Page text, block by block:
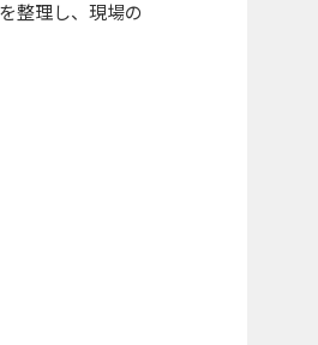
整理し、現場の